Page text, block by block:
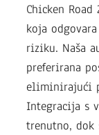
Chicken
koja
riziku. Naša
preferirana
eliminirajući
Integracija s
trenutno, dok